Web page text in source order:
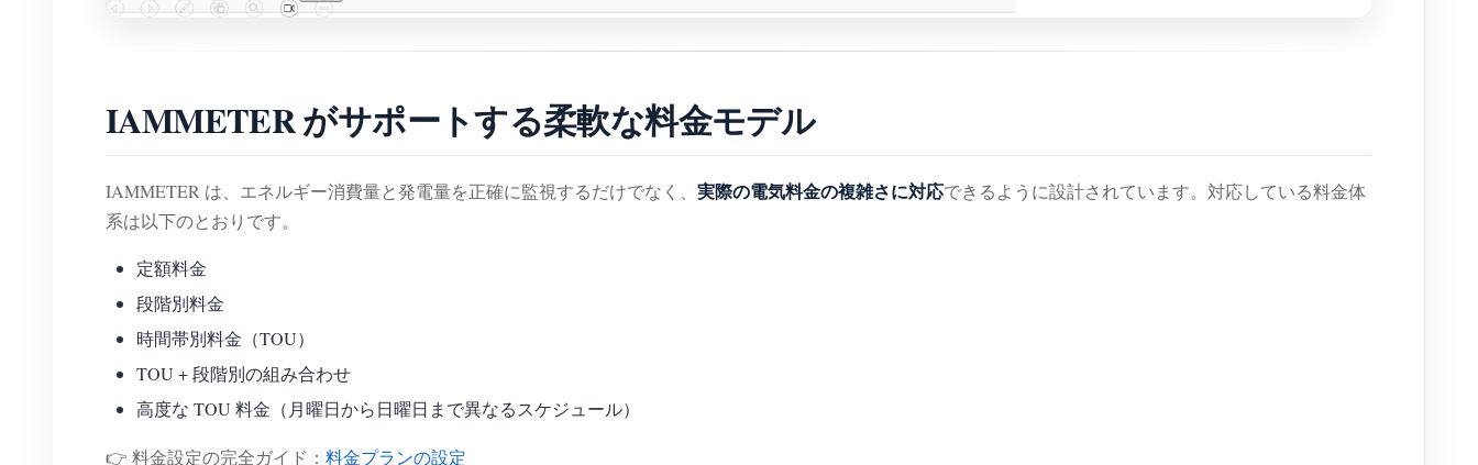
IAMMETER がサポートする柔軟な料金モデル
IAMMETER は、エネルギー消費量と発電量を正確に監視するだけでなく、 実際の電気料金の複雑さに対応できるように設計されています。対応している料金体
系は以下のとおりです。
定額料金
段階別料金
時間帯別料金（TOU）
TOU + 段階別の組み合わせ
高度な TOU 料金（月曜日から日曜日まで異なるスケジュール）
👉 料金設定の完全ガイド： 料金プランの設定